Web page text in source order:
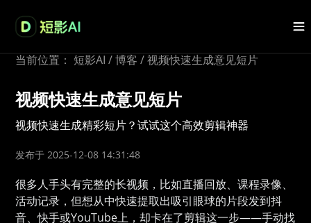
当前位置： 短影AI / 博客 / 视频快速生成意见短片
视频快速生成意见短片
视频快速生成精彩短片？试试这个高效剪辑神器
发布于 2025-12-08 14:31:48
很多人手头有完整的长视频，比如直播回放、课程录像、
活动记录，但想从中快速提取出吸引眼球的片段发到抖
音、快手或YouTube上，却卡在了剪辑这一步——手动找